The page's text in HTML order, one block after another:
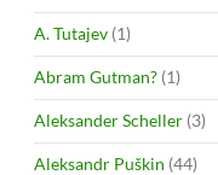
A. Tutajev (1)
Abram Gutman? (1)
Aleksander Scheller (3)
Aleksandr Puškin (44)